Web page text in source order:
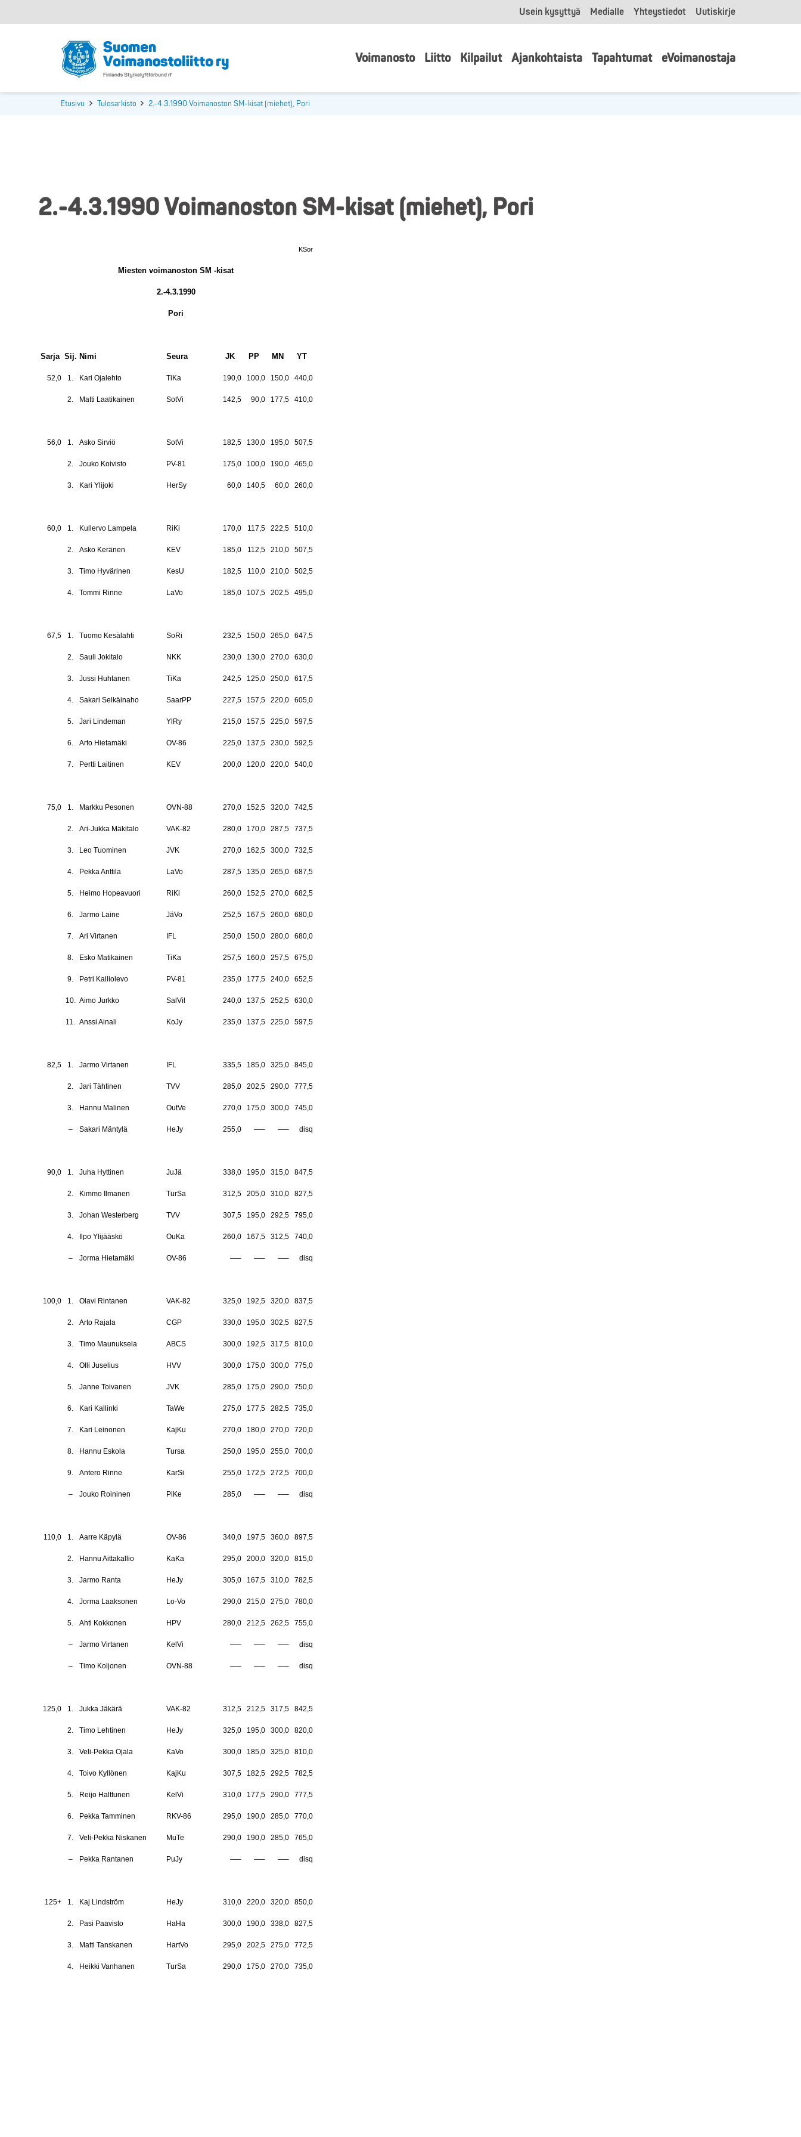
Usein kysyttyä Medialle Yhteystiedot Uutiskirje
Voimanosto Liitto Kilpailut Ajankohtaista Tapahtumat eVoimanostaja
Etusivu Tulosarkisto 2.-4.3.1990 Voimanoston SM-kisat (miehet), Pori
2.-4.3.1990 Voimanoston SM-kisat (miehet), Pori
KSor
Miesten voimanoston SM -kisat
2.-4.3.1990
Pori
Sarja Sij. Nimi Seura JK PP MN YT
52,0 1. Kari Ojalehto TiKa 190,0 100,0 150,0 440,0
2. Matti Laatikainen SotVi 142,5 90,0 177,5 410,0
56,0 1. Asko Sirviö SotVi 182,5 130,0 195,0 507,5
2. Jouko Koivisto PV-81 175,0 100,0 190,0 465,0
3. Kari Ylijoki HerSy 60,0 140,5 60,0 260,0
60,0 1. Kullervo Lampela RiKi 170,0 117,5 222,5 510,0
2. Asko Keränen KEV 185,0 112,5 210,0 507,5
3. Timo Hyvärinen KesU 182,5 110,0 210,0 502,5
4. Tommi Rinne LaVo 185,0 107,5 202,5 495,0
67,5 1. Tuomo Kesälahti SoRi 232,5 150,0 265,0 647,5
2. Sauli Jokitalo NKK 230,0 130,0 270,0 630,0
3. Jussi Huhtanen TiKa 242,5 125,0 250,0 617,5
4. Sakari Selkäinaho SaarPP 227,5 157,5 220,0 605,0
5. Jari Lindeman YlRy 215,0 157,5 225,0 597,5
6. Arto Hietamäki OV-86 225,0 137,5 230,0 592,5
7. Pertti Laitinen KEV 200,0 120,0 220,0 540,0
75,0 1. Markku Pesonen OVN-88 270,0 152,5 320,0 742,5
2. Ari-Jukka Mäkitalo VAK-82 280,0 170,0 287,5 737,5
3. Leo Tuominen JVK 270,0 162,5 300,0 732,5
4. Pekka Anttila LaVo 287,5 135,0 265,0 687,5
5. Heimo Hopeavuori RiKi 260,0 152,5 270,0 682,5
6. Jarmo Laine JäVo 252,5 167,5 260,0 680,0
7. Ari Virtanen IFL 250,0 150,0 280,0 680,0
8. Esko Matikainen TiKa 257,5 160,0 257,5 675,0
9. Petri Kalliolevo PV-81 235,0 177,5 240,0 652,5
10. Aimo Jurkko SalVil 240,0 137,5 252,5 630,0
11. Anssi Ainali KoJy 235,0 137,5 225,0 597,5
82,5 1. Jarmo Virtanen IFL 335,5 185,0 325,0 845,0
2. Jari Tähtinen TVV 285,0 202,5 290,0 777,5
3. Hannu Malinen OutVe 270,0 175,0 300,0 745,0
– Sakari Mäntylä HeJy 255,0 —– —– disq
90,0 1. Juha Hyttinen JuJä 338,0 195,0 315,0 847,5
2. Kimmo Ilmanen TurSa 312,5 205,0 310,0 827,5
3. Johan Westerberg TVV 307,5 195,0 292,5 795,0
4. Ilpo Ylijääskö OuKa 260,0 167,5 312,5 740,0
– Jorma Hietamäki OV-86 —– —– —– disq
100,0 1. Olavi Rintanen VAK-82 325,0 192,5 320,0 837,5
2. Arto Rajala CGP 330,0 195,0 302,5 827,5
3. Timo Maunuksela ABCS 300,0 192,5 317,5 810,0
4. Olli Juselius HVV 300,0 175,0 300,0 775,0
5. Janne Toivanen JVK 285,0 175,0 290,0 750,0
6. Kari Kallinki TaWe 275,0 177,5 282,5 735,0
7. Kari Leinonen KajKu 270,0 180,0 270,0 720,0
8. Hannu Eskola Tursa 250,0 195,0 255,0 700,0
9. Antero Rinne KarSi 255,0 172,5 272,5 700,0
– Jouko Roininen PiKe 285,0 —– —– disq
110,0 1. Aarre Käpylä OV-86 340,0 197,5 360,0 897,5
2. Hannu Aittakallio KaKa 295,0 200,0 320,0 815,0
3. Jarmo Ranta HeJy 305,0 167,5 310,0 782,5
4. Jorma Laaksonen Lo-Vo 290,0 215,0 275,0 780,0
5. Ahti Kokkonen HPV 280,0 212,5 262,5 755,0
– Jarmo Virtanen KelVi —– —– —– disq
– Timo Koljonen OVN-88 —– —– —– disq
125,0 1. Jukka Jäkärä VAK-82 312,5 212,5 317,5 842,5
2. Timo Lehtinen HeJy 325,0 195,0 300,0 820,0
3. Veli-Pekka Ojala KaVo 300,0 185,0 325,0 810,0
4. Toivo Kyllönen KajKu 307,5 182,5 292,5 782,5
5. Reijo Halttunen KelVi 310,0 177,5 290,0 777,5
6. Pekka Tamminen RKV-86 295,0 190,0 285,0 770,0
7. Veli-Pekka Niskanen MuTe 290,0 190,0 285,0 765,0
– Pekka Rantanen PuJy —– —– —– disq
125+ 1. Kaj Lindström HeJy 310,0 220,0 320,0 850,0
2. Pasi Paavisto HaHa 300,0 190,0 338,0 827,5
3. Matti Tanskanen HartVo 295,0 202,5 275,0 772,5
4. Heikki Vanhanen TurSa 290,0 175,0 270,0 735,0